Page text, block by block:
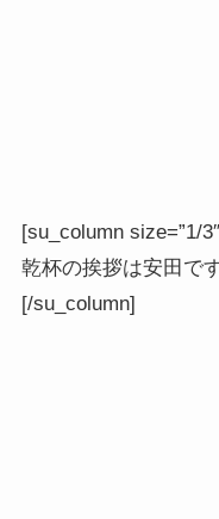
[su_column size=”1/
乾杯の挨拶は安田で
[/su_column]